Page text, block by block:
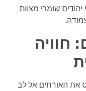
שומרי מצוות
חוויה
את האורחים אל לב